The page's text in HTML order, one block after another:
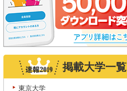
掲載大学一覧
東京大学